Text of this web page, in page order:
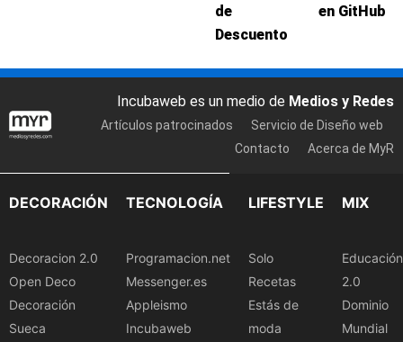
de
Descuento
en GitHub
Incubaweb es un medio de Medios y Redes
Artículos patrocinados
Servicio de Diseño web
Contacto
Acerca de MyR
DECORACIÓN
Decoracion 2.0
Open Deco
Decoración
Sueca
TECNOLOGÍA
Programacion.net
Messenger.es
Appleismo
Incubaweb
LIFESTYLE
Solo
Recetas
Estás de
moda
MIX
Educación
2.0
Dominio
Mundial